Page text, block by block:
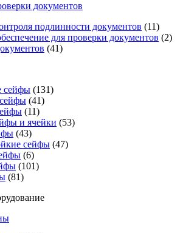
документов
подлинности документов (11)
для проверки документов (2)
(41)
сейфы (131)
(41)
(11)
и ячейки (53)
(43)
сейфы (47)
(6)
(101)
(81)